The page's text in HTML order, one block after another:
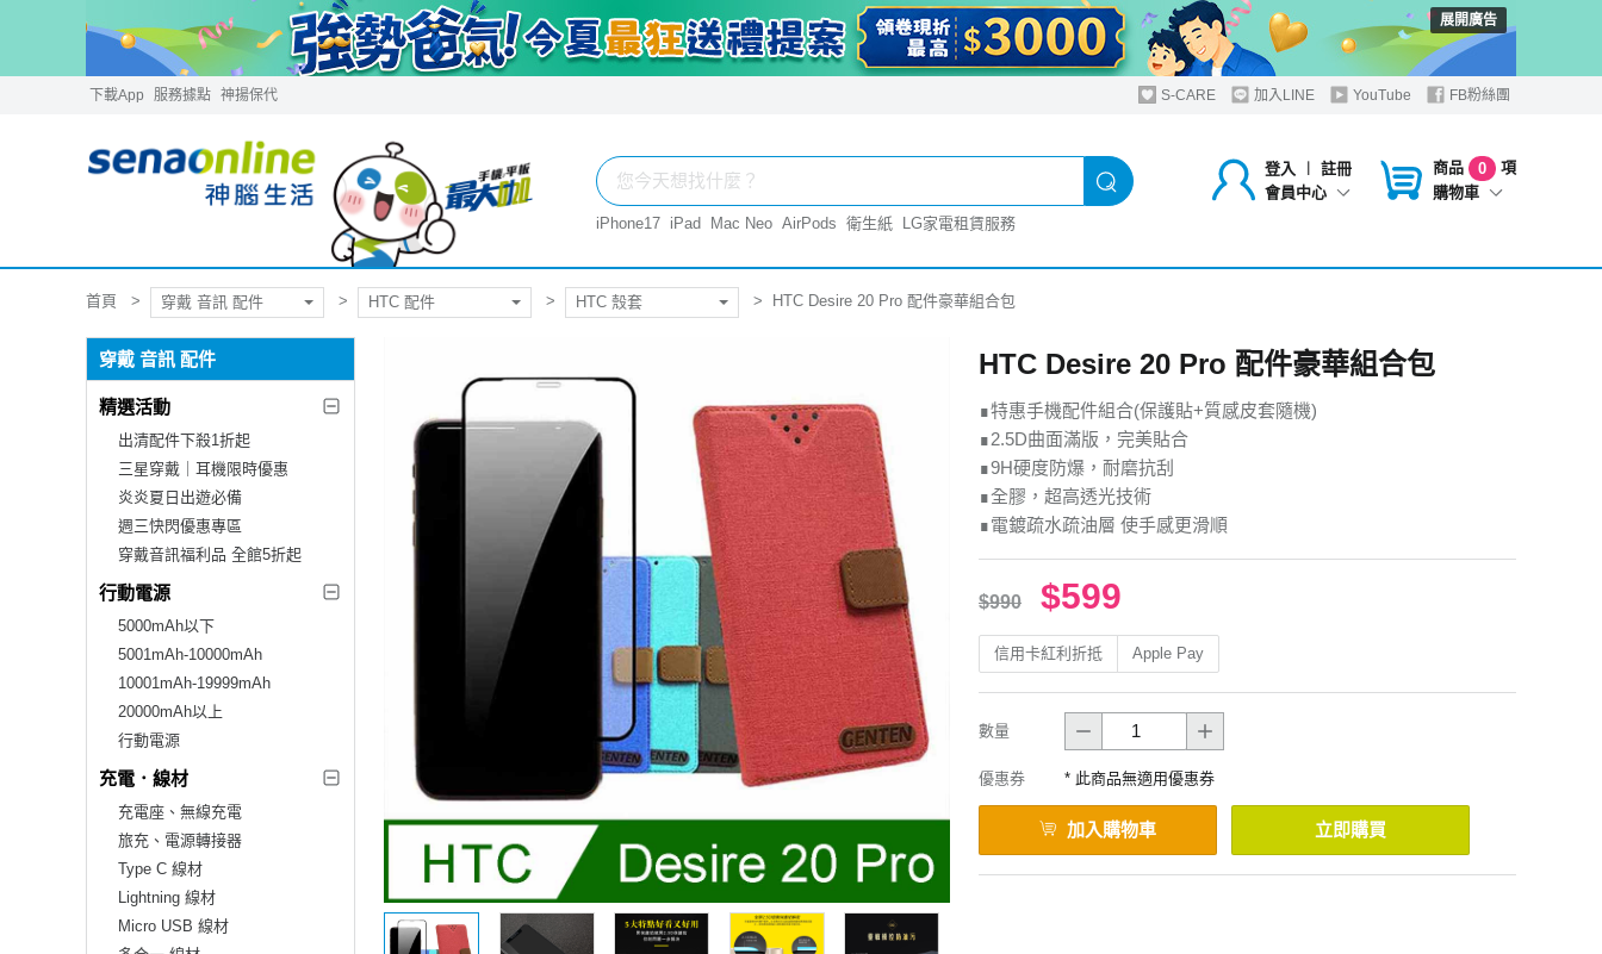
展開廣告
下載App 服務據點 神揚保代 S-CARE 加入LINE YouTube FB粉絲團
登入 ︱
註冊
會員中心
商品 0
項
購物車
iPhone17 iPad Mac Neo AirPods 衛生紙 LG家電租賃服務
首頁 穿戴 音訊 配件 HTC 配件 HTC 殼套 HTC Desire 20 Pro 配件豪華組合包
穿戴 音訊 配件
精選活動
出清配件下殺1折起
三星穿戴｜耳機限時優惠
炎炎夏日出遊必備
週三快閃優惠專區
穿戴音訊福利品 全館5折起
行動電源
5000mAh以下
5001mAh-10000mAh
10001mAh-19999mAh
20000mAh以上
行動電源
充電．線材
充電座、無線充電
旅充、電源轉接器
Type C 線材
Lightning 線材
Micro USB 線材
HTC Desire 20 Pro 配件豪華組合包
∎特惠手機配件組合(保護貼+質感皮套隨機)
∎2.5D曲面滿版，完美貼合
∎9H硬度防爆，耐磨抗刮
∎全膠，超高透光技術
∎電鍍疏水疏油層 使手感更滑順
$990 $599
信用卡紅利折抵 Apple Pay
數量
優惠券 * 此商品無適用優惠券
加入購物車 立即購買